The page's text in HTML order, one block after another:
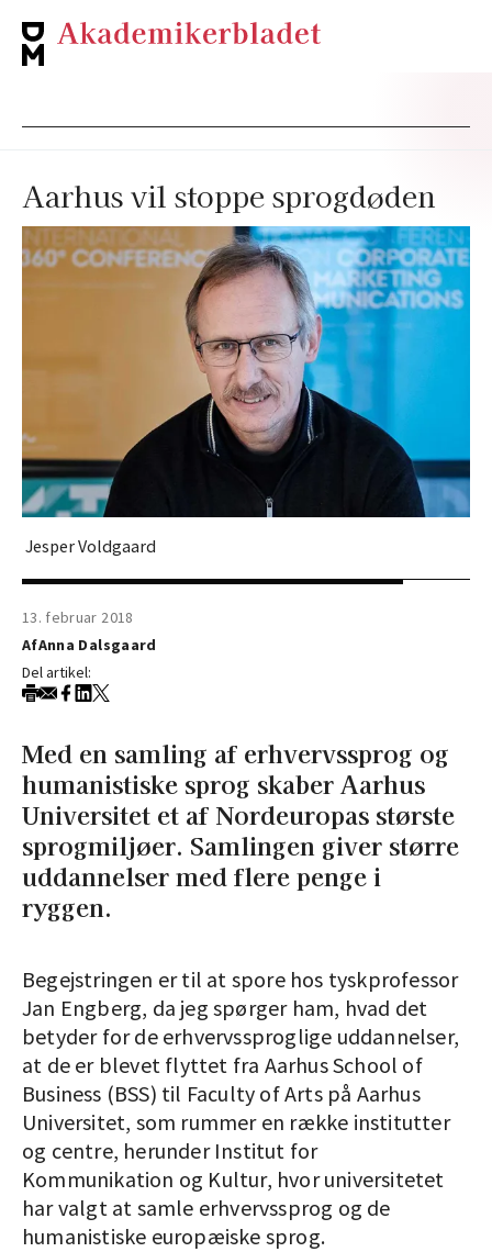
Aarhus vil stoppe sprogdøden
Jesper Voldgaard
13. februar 2018
AfAnna Dalsgaard
Del artikel:
Med en samling af erhvervssprog og
humanistiske sprog skaber Aarhus
Universitet et af Nordeuropas største
sprogmiljøer. Samlingen giver større
uddannelser med flere penge i
ryggen.
Begejstringen er til at spore hos tyskprofessor
Jan Engberg, da jeg spørger ham, hvad det
betyder for de erhvervssproglige uddannelser,
at de er blevet flyttet fra Aarhus School of
Business (BSS) til Faculty of Arts på Aarhus
Universitet, som rummer en række institutter
og centre, herunder Institut for
Kommunikation og Kultur, hvor universitetet
har valgt at samle erhvervssprog og de
humanistiske europæiske sprog.